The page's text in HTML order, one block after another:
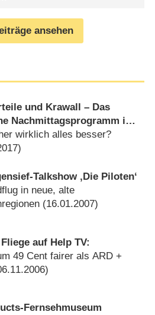
ansehen
und Krawall – Das
Nachmittagsprogramm im
wirklich alles besser?
)
Talkshow ‚Die Piloten‘
in neue, alte
(16.01.2007)
auf Help TV:
49 Cent fairer als ARD +
)
Fernsehmuseum